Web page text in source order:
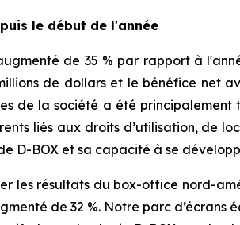
le début de l'année
de 35 % par rapport à
de dollars et le bénéfice net
de la société a été principalement
liés aux droits d’utilisation, de
D-BOX et sa capacité à se
les résultats du box-office nord-
de 32 %. Notre parc d’écrans